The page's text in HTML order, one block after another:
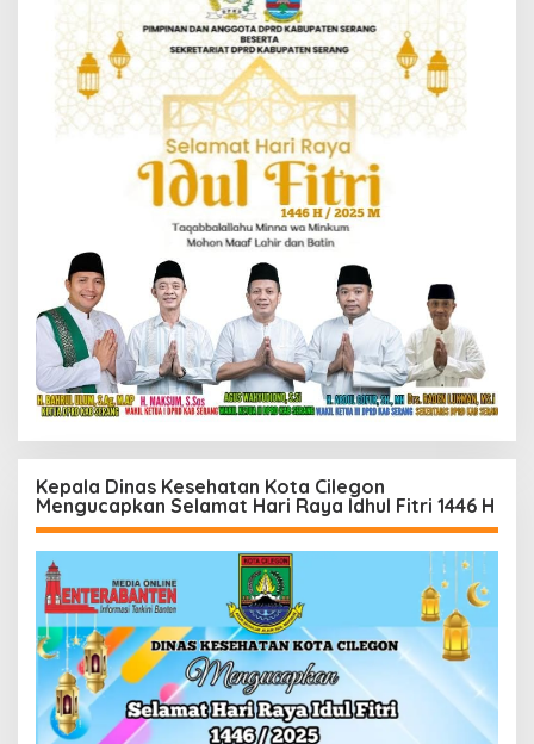
Kepala Dinas Kesehatan Kota Cilegon
Mengucapkan Selamat Hari Raya Idhul Fitri 1446 H